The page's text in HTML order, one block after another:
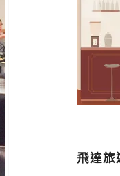
飛達旅